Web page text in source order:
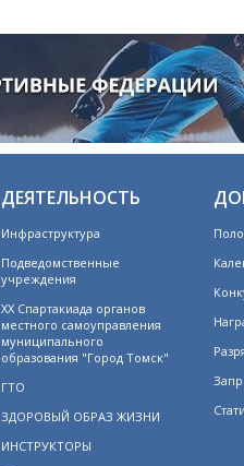
ДЕЯТЕЛЬНОСТЬ
Инфраструктура
Подведомственные
учреждения
XX Спартакиада органов
местного самоуправления
муниципального
образования "Город Томск"
ГТО
ЗДОРОВЫЙ ОБРАЗ ЖИЗНИ
ИНСТРУКТОРЫ